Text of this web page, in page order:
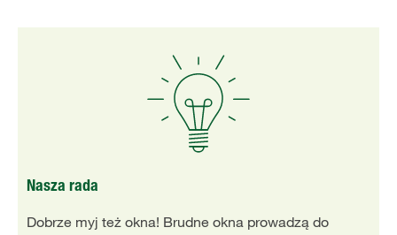
Nasza rada
Dobrze myj też okna! Brudne okna prowadzą do